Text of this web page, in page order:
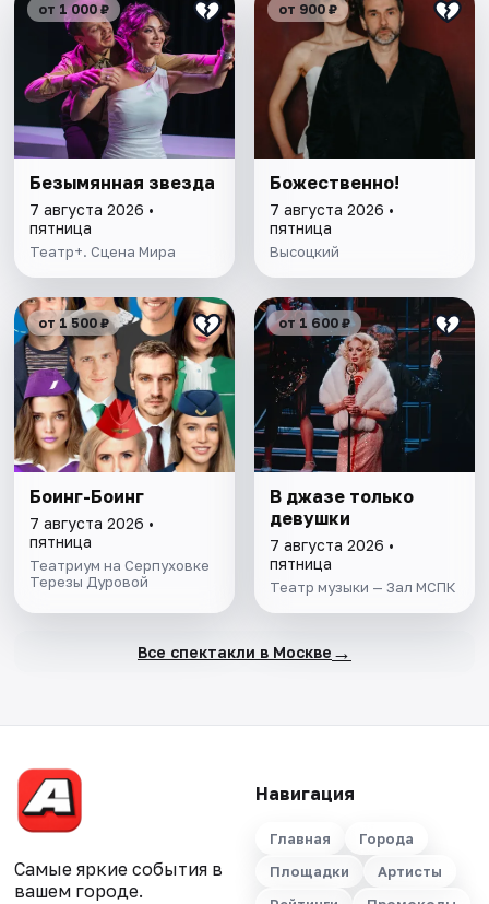
от 1 000 ₽
Безымянная звезда
7 августа 2026 •
пятница
Театр+. Сцена Мира
от 900 ₽
Божественно!
7 августа 2026 •
пятница
Высоцкий
от 1 500 ₽
Боинг-Боинг
7 августа 2026 •
пятница
Театриум на Серпуховке
Терезы Дуровой
от 1 600 ₽
В джазе только
девушки
7 августа 2026 •
пятница
Театр музыки — Зал МСПК
Все спектакли в Москве →
Самые яркие события в
вашем городе.
Навигация
Главная
Города
Площадки
Артисты